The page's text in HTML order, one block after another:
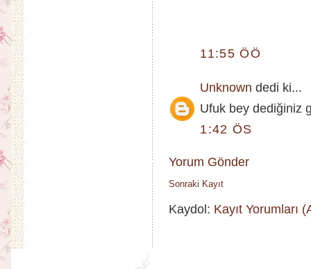
11:55 ÖÖ
Unknown dedi ki...
Ufuk bey dediğiniz
1:42 ÖS
Yorum Gönder
Sonraki Kayıt
Kaydol: Kayıt Yorumları